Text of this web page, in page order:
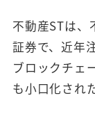
不動産STは、
証券で、近年
ブロックチェ
も小口化され